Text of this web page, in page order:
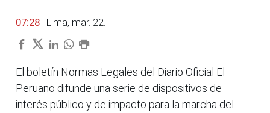
07:28 | Lima, mar. 22.
El boletín Normas Legales del Diario Oficial El
Peruano difunde una serie de dispositivos de
interés público y de impacto para la marcha del